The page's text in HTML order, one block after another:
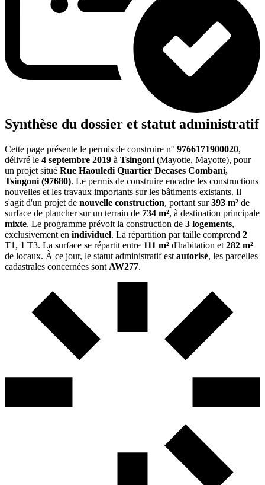
Synthèse du dossier et statut administratif
Cette page présente le permis de construire n° 9766171900020,
délivré le 4 septembre 2019 à Tsingoni (Mayotte, Mayotte), pour
un projet situé Rue Haouledi Quartier Decases Combani,
Tsingoni (97680). Le permis de construire encadre les constructions
nouvelles et les travaux importants sur les bâtiments existants. Il
s'agit d'un projet de nouvelle construction, portant sur393 m² de
surface de plancher sur un terrain de 734 m², à destination principale
mixte. Le programme prévoit la construction de 3 logements,
exclusivement en individuel. La répartition par taille comprend 2
T1, 1 T3. La surface se répartit entre 111 m² d'habitation et 282 m²
de locaux. À ce jour, le statut administratif est autorisé, les parcelles
cadastrales concernées sont AW277.